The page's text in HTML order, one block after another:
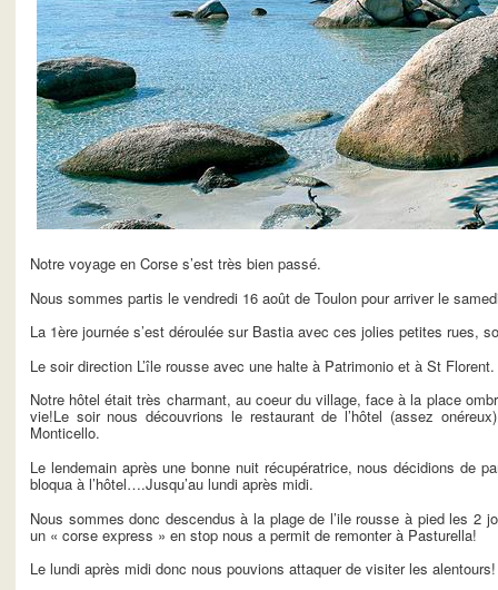
Notre voyage en Corse s’est très bien passé.
Nous sommes partis le vendredi 16 août de Toulon pour arriver le
La 1ère journée s’est déroulée sur Bastia avec ces jolies petites rues,
Le soir direction L’île rousse avec une halte à Patrimonio et à St Florent.
Notre hôtel était très charmant, au coeur du village, face à la place
vie!Le soir nous découvrions le restaurant de l’hôtel (assez
Monticello.
Le lendemain après une bonne nuit récupératrice, nous décidions de
bloqua à l’hôtel….Jusqu’au lundi après midi.
Nous sommes donc descendus à la plage de l’ile rousse à pied les 2
un « corse express » en stop nous a permit de remonter à Pasturella!
Le lundi après midi donc nous pouvions attaquer de visiter les alentours!